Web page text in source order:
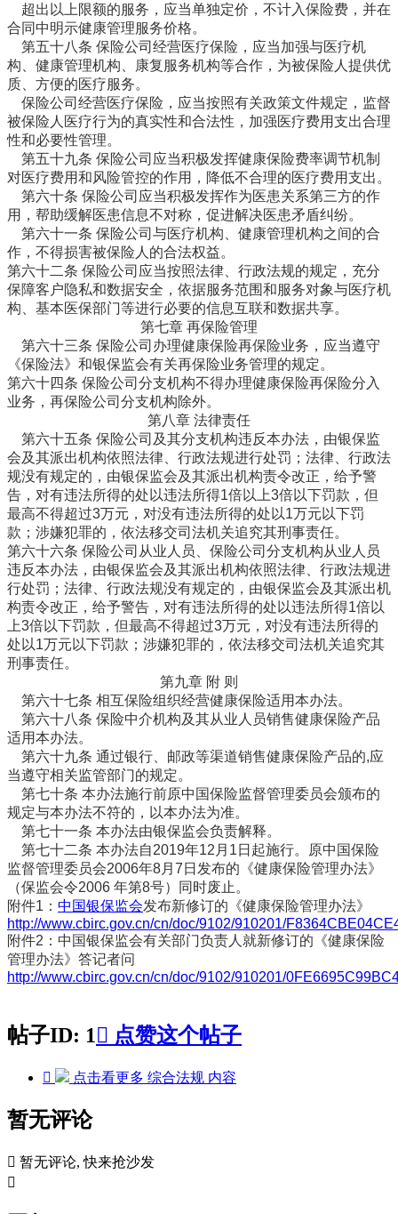
超出以上限额的服务，应当单独定价，不计入保险费，并在
合同中明示健康管理服务价格。
第五十八条 保险公司经营医疗保险，应当加强与医疗机
构、健康管理机构、康复服务机构等合作，为被保险人提供优
质、方便的医疗服务。
保险公司经营医疗保险，应当按照有关政策文件规定，监督
被保险人医疗行为的真实性和合法性，加强医疗费用支出合理
性和必要性管理。
第五十九条 保险公司应当积极发挥健康保险费率调节机制
对医疗费用和风险管控的作用，降低不合理的医疗费用支出。
第六十条 保险公司应当积极发挥作为医患关系第三方的作
用，帮助缓解医患信息不对称，促进解决医患矛盾纠纷。
第六十一条 保险公司与医疗机构、健康管理机构之间的合
作，不得损害被保险人的合法权益。
第六十二条 保险公司应当按照法律、行政法规的规定，充分
保障客户隐私和数据安全，依据服务范围和服务对象与医疗机
构、基本医保部门等进行必要的信息互联和数据共享。
第七章 再保险管理
第六十三条 保险公司办理健康保险再保险业务，应当遵守
《保险法》和银保监会有关再保险业务管理的规定。
第六十四条 保险公司分支机构不得办理健康保险再保险分入
业务，再保险公司分支机构除外。
第八章 法律责任
第六十五条 保险公司及其分支机构违反本办法，由银保监
会及其派出机构依照法律、行政法规进行处罚；法律、行政法
规没有规定的，由银保监会及其派出机构责令改正，给予警
告，对有违法所得的处以违法所得1倍以上3倍以下罚款，但
最高不得超过3万元，对没有违法所得的处以1万元以下罚
款；涉嫌犯罪的，依法移交司法机关追究其刑事责任。
第六十六条 保险公司从业人员、保险公司分支机构从业人员
违反本办法，由银保监会及其派出机构依照法律、行政法规进
行处罚；法律、行政法规没有规定的，由银保监会及其派出机
构责令改正，给予警告，对有违法所得的处以违法所得1倍以
上3倍以下罚款，但最高不得超过3万元，对没有违法所得的
处以1万元以下罚款；涉嫌犯罪的，依法移交司法机关追究其
刑事责任。
第九章 附 则
第六十七条 相互保险组织经营健康保险适用本办法。
第六十八条 保险中介机构及其从业人员销售健康保险产品
适用本办法。
第六十九条 通过银行、邮政等渠道销售健康保险产品的,应
当遵守相关监管部门的规定。
第七十条 本办法施行前原中国保险监督管理委员会颁布的
规定与本办法不符的，以本办法为准。
第七十一条 本办法由银保监会负责解释。
第七十二条 本办法自2019年12月1日起施行。原中国保险
监督管理委员会2006年8月7日发布的《健康保险管理办法》
（保监会令2006 年第8号）同时废止。
附件1： 中国银保监会发布新修订的《健康保险管理办法》
http://www.cbirc.gov.cn/cn/doc/9102/910201/
附件2：中国银保监会有关部门负责人就新修订的《健康保险
管理办法》答记者问
http://www.cbirc.gov.cn/cn/doc/9102/910201/
帖子ID: 1 点赞这个帖子
 点击看更多 综合法规 内容
暂无评论
 暂无评论, 快来抢沙发
